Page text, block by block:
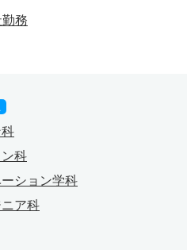
務
科
ション学科
ア科